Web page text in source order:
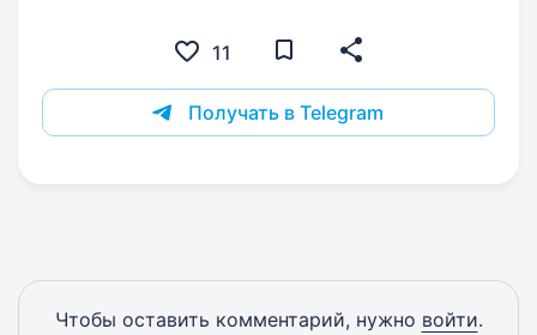
11
Получать в Telegram
Чтобы оставить комментарий, нужно войти.